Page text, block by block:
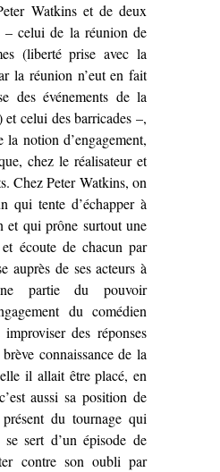
Watkins et de deux
– celui de la réunion de
(liberté prise avec la
la réunion n’eut en fait
des événements de la
et celui des barricades –,
notion d’engagement,
chez le réalisateur et
Chez Peter Watkins, on
qui tente d’échapper à
et qui prône surtout une
écoute de chacun par
auprès de ses acteurs à
partie du pouvoir
du comédien
des réponses
connaissance de la
il allait être placé, en
aussi sa position de
du tournage qui
sert d’un épisode de
contre son oubli par